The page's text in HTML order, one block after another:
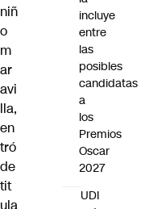
niñ
o
m
ar
avi
lla,
en
tró
de
tit
ula
incluye
entre
las
posibles
candidatas
a
los
Premios
Oscar
2027
UDI